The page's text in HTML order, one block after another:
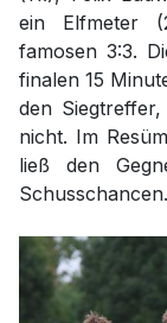
ein Elfmeter
famosen 3:3.
finalen 15
den
nicht. Im
ließ den
Schusschancen.